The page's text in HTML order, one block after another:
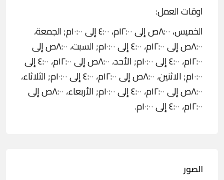
اوقات العمل:
الخميس، ٨:٠٠ص إلى ١٢:٠٠م، ٤:٠٠ إلى ١٠:٠٠م; الجمعة،
٨:٠٠ص إلى ١٢:٠٠م، ٤:٠٠ إلى ١٠:٠٠م; السبت، ٨:٠٠ص إلى
١٢:٠٠م، ٤:٠٠ إلى ١٠:٠٠م; الأحد، ٨:٠٠ص إلى ١٢:٠٠م، ٤:٠٠ إلى
١٠:٠٠م; الاثنين، ٨:٠٠ص إلى ١٢:٠٠م، ٤:٠٠ إلى ١٠:٠٠م; الثلاثاء،
٨:٠٠ص إلى ١٢:٠٠م، ٤:٠٠ إلى ١٠:٠٠م; الأربعاء، ٨:٠٠ص إلى
١٢:٠٠م، ٤:٠٠ إلى ١٠:٠٠م.
الصور